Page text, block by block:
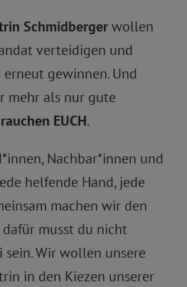
Schmidbergerwollen
verteidigen und
gewinnen. Und
mehr als nur gute
EUCH.
Nachbar*innen und
helfende Hand, jede
machen wir den
musst du nicht
Wir wollen unsere
in den Kiezen unserer